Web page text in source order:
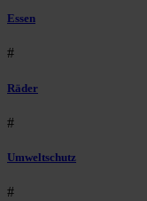
Essen
#
Räder
#
Umweltschutz
#